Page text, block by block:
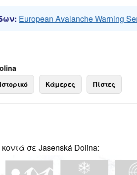
European Avalanche Warning
Ιστορικό Κάμερες Πίστες
σε Jasenská Dolina: